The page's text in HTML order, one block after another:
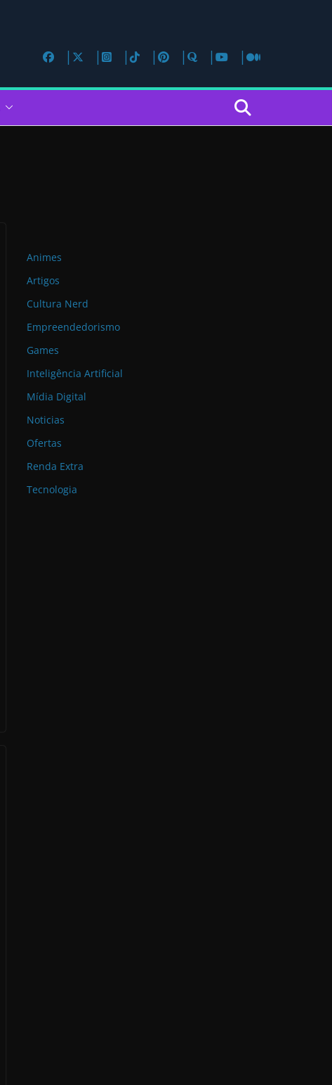
Animes
Artigos
Cultura Nerd
Empreendedorismo
Games
Inteligência Artificial
Mídia Digital
Noticias
Ofertas
Renda Extra
Tecnologia